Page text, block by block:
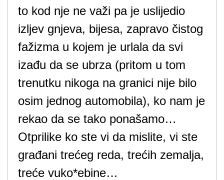
to kod nje ne važi pa je uslijedio
izljev gnjeva, bijesa, zapravo čistog
fažizma u kojem je urlala da svi
izađu da se ubrza (pritom u tom
trenutku nikoga na granici nije bilo
osim jednog automobila), ko nam je
rekao da se tako ponašamo…
Otprilike ko ste vi da mislite, vi ste
građani trećeg reda, trećih zemalja,
treće vuko*ebine…